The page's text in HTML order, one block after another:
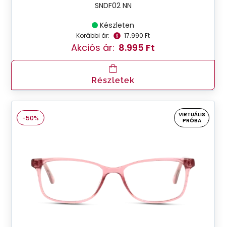
SNDF02 NN
Készleten
Korábbi ár: 17.990 Ft
Akciós ár: 8.995 Ft
Részletek
-50%
VIRTUÁLIS
PRÓBA